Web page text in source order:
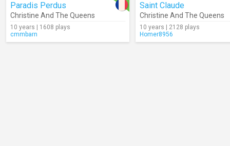
Paradis Perdus
Christine And The Queens
10 years | 1608 plays
cmmbarn
Saint Claude
Christine And The Queens
10 years | 2128 plays
Homer8956